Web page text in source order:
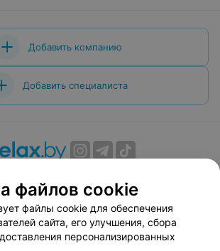
Добавить компанию
Добавить специалиста
договор
Способы оплаты
договор по использованию сервиса
«Афиша»
соглашение
файлов cookie
файлы cookie для обеспечения
сайта, его улучшения, сбора
персонализированных